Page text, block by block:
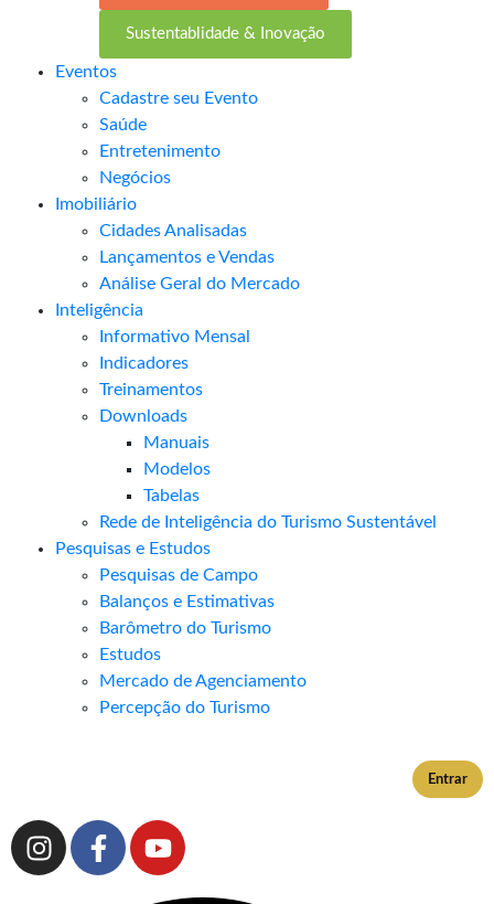
Sustentablidade & Inovação
Eventos
Cadastre seu Evento
Saúde
Entretenimento
Negócios
Imobiliário
Cidades Analisadas
Lançamentos e Vendas
Análise Geral do Mercado
Inteligência
Informativo Mensal​
Indicadores
Treinamentos
Downloads
Manuais
Modelos
Tabelas
Rede de Inteligência do Turismo Sustentável
Pesquisas e Estudos
Pesquisas de Campo
Balanços e Estimativas
Barômetro do Turismo
Estudos
Mercado de Agenciamento
Percepção do Turismo
Entrar